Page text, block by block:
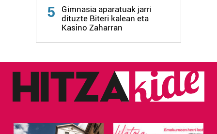
zerbitzuak hobetzeko asmoz, cookie teknologiaz
baliatzen gara. Ohar hau onartuz gero, teknologia hori
5
Gimnasia aparatuak jarri
dituzte Biteri kalean eta
Kasino Zaharran